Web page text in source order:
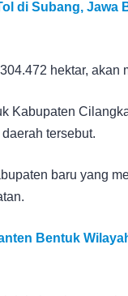
di Subang, Jawa
hektar, akan
Kabupaten
tersebut.
baru yang
Bentuk